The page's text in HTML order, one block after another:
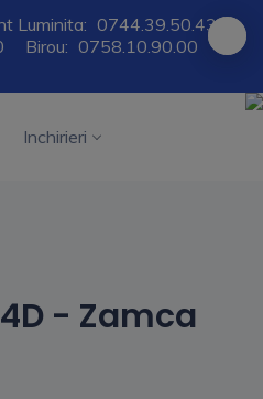
Luminita: 0744.39.50.43
Birou: 0758.10.90.00
Inchirieri
- Zamca